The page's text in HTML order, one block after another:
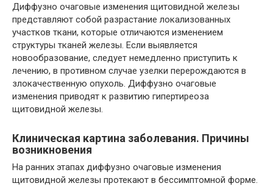
Диффузно очаговые изменения щитовидной железы
представляют собой разрастание локализованных
участков ткани, которые отличаются изменением
структуры тканей железы. Если выявляется
новообразование, следует немедленно приступить к
лечению, в противном случае узелки перерождаются в
злокачественную опухоль. Диффузно очаговые
изменения приводят к развитию гипертиреоза
щитовидной железы.
Клиническая картина заболевания. Причины
возникновения
На ранних этапах диффузно очаговые изменения
щитовидной железы протекают в бессимптомной форме.